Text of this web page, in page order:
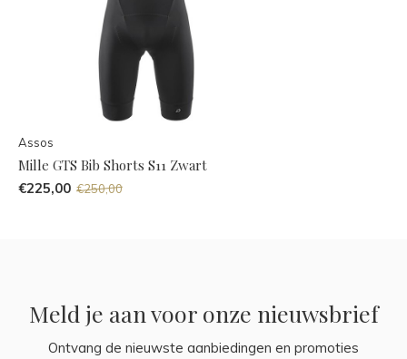
Assos
Mille GTS Bib Shorts S11 Zwart
€225,00 €250,00
Meld je aan voor onze nieuwsbrief
Ontvang de nieuwste aanbiedingen en promoties